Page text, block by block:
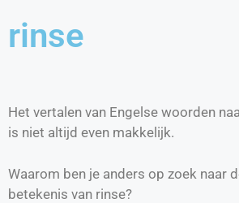
rinse
Het vertalen van Engelse woorden
is niet altijd even makkelijk.
Waarom ben je anders op zoek naar
betekenis van rinse?